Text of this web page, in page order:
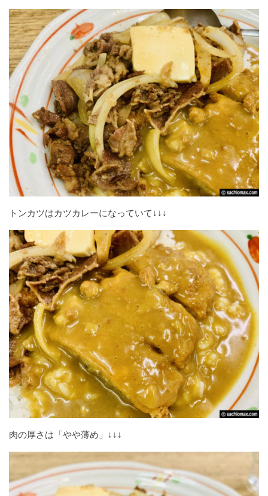
トンカツはカツカレーになっていて↓↓↓
肉の厚さは「やや薄め」↓↓↓